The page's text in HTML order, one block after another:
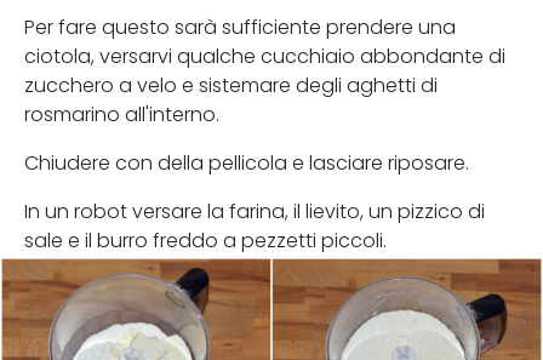
Per fare questo sarà sufficiente prendere una
ciotola, versarvi qualche cucchiaio abbondante di
zucchero a velo e sistemare degli aghetti di
rosmarino all'interno.
Chiudere con della pellicola e lasciare riposare.
In un robot versare la farina, il lievito, un pizzico di
sale e il burro freddo a pezzetti piccoli.